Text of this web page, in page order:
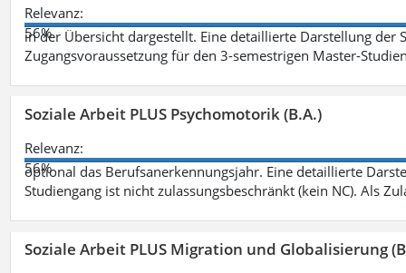
Relevanz:
56%
in der Übersicht dargestellt. Eine detaillierte Darstellung der
Zugangsvoraussetzung für den 3-semestrigen Master-
Soziale Arbeit PLUS Psychomotorik (B.A.)
Relevanz:
56%
optional das Berufsanerkennungsjahr. Eine detaillierte
Studiengang ist nicht zulassungsbeschränkt (kein NC). Als
Soziale Arbeit PLUS Migration und Globalisierung